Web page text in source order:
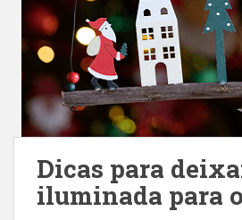
Dicas para
iluminada para